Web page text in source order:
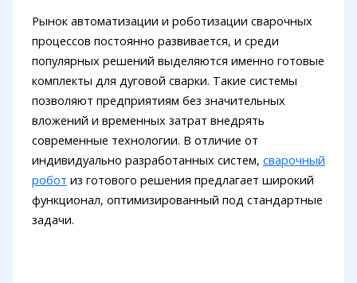
Рынок автоматизации и роботизации сварочных
процессов постоянно развивается, и среди
популярных решений выделяются именно готовые
комплекты для дуговой сварки. Такие системы
позволяют предприятиям без значительных
вложений и временных затрат внедрять
современные технологии. В отличие от
индивидуально разработанных систем, сварочный
робот из готового решения предлагает широкий
функционал, оптимизированный под стандартные
задачи.